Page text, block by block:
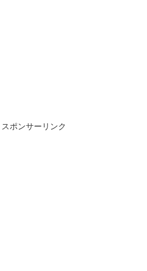
スポンサーリンク